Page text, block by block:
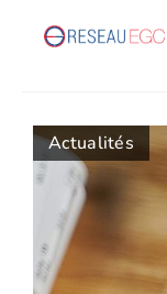
Actualités